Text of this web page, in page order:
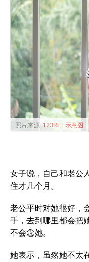
照片来源:123RF | 示意图
女子说，自己和老公
住才几个月。
老公平时对她很好，
手，去到哪里都会把
不会念她。
她表示，虽然她不太